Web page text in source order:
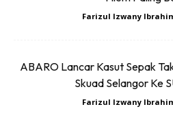
BACA: 5 Trik Pakai Baju Kemeja
Tahu, Barulah Kemas!
Farizul Izwany
ABARO Lancar Kasut Sepak
Skuad Selangor Ke
Farizul Izwany